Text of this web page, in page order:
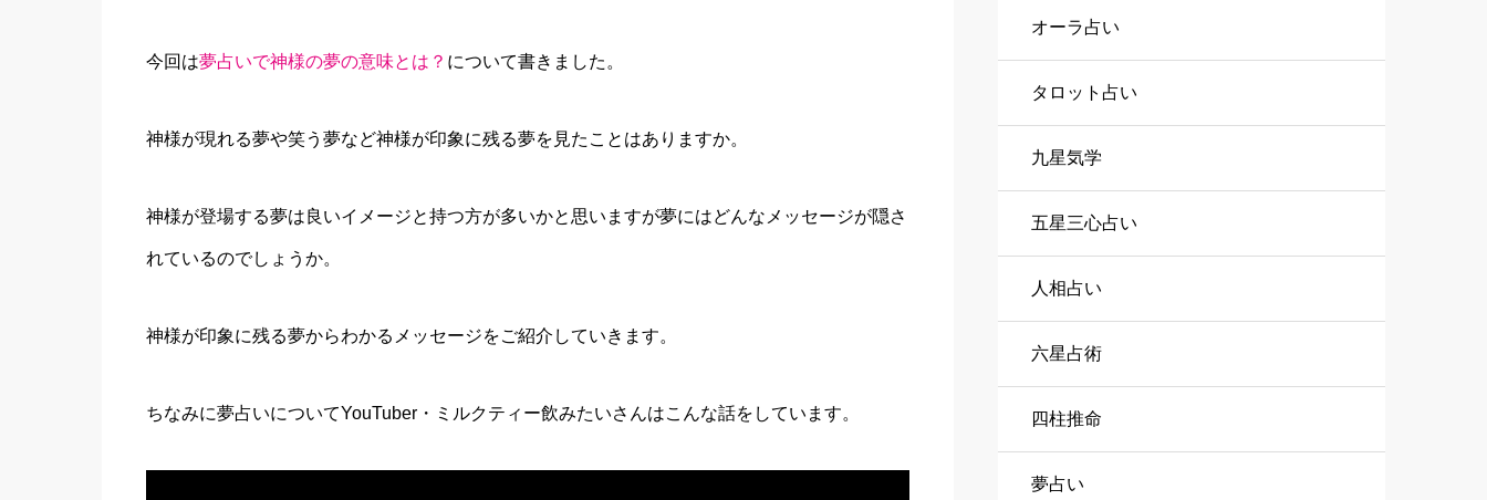
今回は夢占いで神様の夢の意味とは？ について書きました。
神様が現れる夢や笑う夢など神様が印象に残る夢を見たことはありますか。
神様が登場する夢は良いイメージと持つ方が多いかと思いますが夢にはどんなメッセージが隠さ
れているのでしょうか。
神様が印象に残る夢からわかるメッセージをご紹介していきます。
ちなみに夢占いについてYouTuber・ミルクティー飲みたいさんはこんな話をしています。
オーラ占い
タロット占い
九星気学
五星三心占い
人相占い
六星占術
四柱推命
夢占い